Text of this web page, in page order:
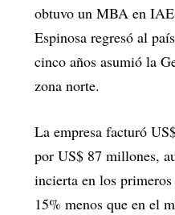
obtuvo un MBA en
Espinosa regresó al
cinco años asumió la
zona norte.
La empresa facturó
por US$ 87 millones,
incierta en los
15% menos que en el